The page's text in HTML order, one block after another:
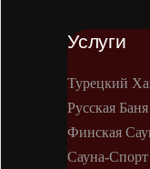
Услуги
Турецкий
Русская Баня
Финская
Сауна-Спорт